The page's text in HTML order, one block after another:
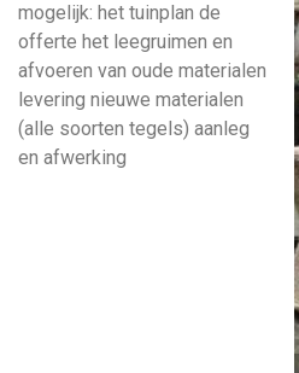
mogelijk: het tuinplan de
offerte het leegruimen en
afvoeren van oude materialen
levering nieuwe materialen
(alle soorten tegels) aanleg
en afwerking